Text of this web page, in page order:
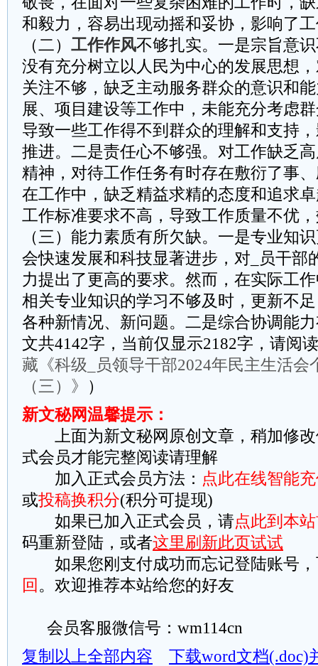
和毅力，容易出现动摇和妥协，影响了
（二） 工作作风不够扎实。一是宗旨意
没有充分树立以人民为中心的发展思想
关注不够，缺乏主动服务群众的意识和
展、项目建设等工作中，未能充分考虑
导致一些工作得不到群众的理解和支持
推进。二是责任心不够强。对工作缺乏
精神，对待工作任务有时存在敷衍了事
在工作中，缺乏精益求精的态度和追求
工作标准要求不高，导致工作质量不优
（三）能力素质有所欠缺。一是专业知
会快速发展和科技显著进步，对_员干部
力提出了更高的要求。然而，在实际工
相关专业知识的学习不够及时，更新不
各种新情况、新问题。二是综合协调能
文共4142字，当前仅显示2182字，请阅
藏《科级_员领导干部2024年民主生活会
（三）》
）
新文秘网温馨提示：
上面为新文秘网原创文章，稍加修改
式会员才能完整阅读请理解
加入正式会员方法： 点此在线智能
或投稿换积分(积分可提现)
如果已加入正式会员，请点此到本
码重新登陆，或者这里刷新此页试试
如果您刚支付成功而忘记登陆账号，
回 。欢迎推荐本站给您的好友
会员客服微信号：wm114cn
复制以上全部内容
下载word文档(.doc)